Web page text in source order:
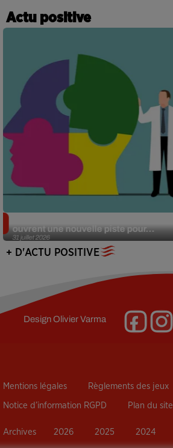
Actu positive
31 juillet 2026
ouvrent une nouvelle piste pour...
+ D'ACTU POSITIVE
DesignOlivier Varma
Mentions légales Règlements des jeux
Notice d’information RGPD Plan du site
Archives 2026 2025 2024